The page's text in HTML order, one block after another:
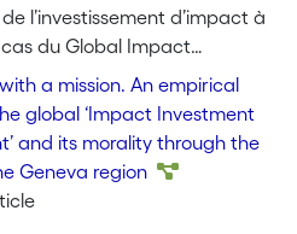
de l’investissement d’impact à
du Global Impact
(GIIN), l’une des plus
organisations à faire la
de cette approche à travers
À partir d’une analyse
nous décrivons le
a mission. An empirical
global ‘Impact Investment
and its morality through the
Geneva region